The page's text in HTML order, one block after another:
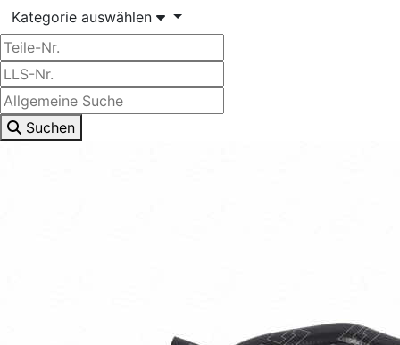
Kategorie auswählen
Suchen